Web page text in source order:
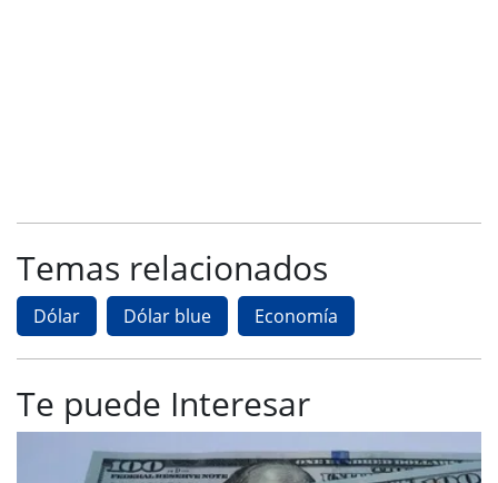
Temas relacionados
Dólar Dólar blue Economía
Te puede Interesar